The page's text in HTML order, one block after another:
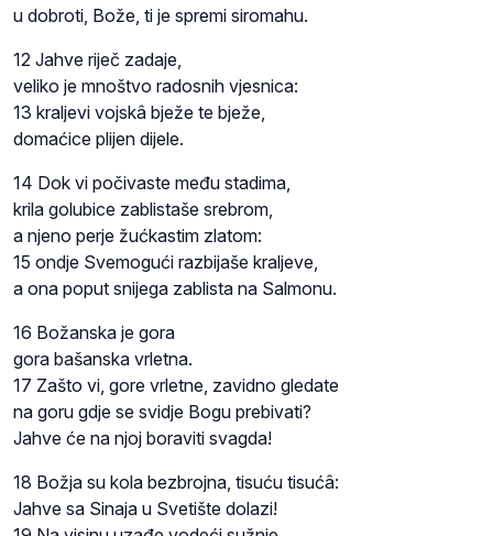
u dobroti, Bože, ti je spremi siromahu.
12 Jahve riječ zadaje,
veliko je mnoštvo radosnih vjesnica:
13 kraljevi vojskâ bježe te bježe,
domaćice plijen dijele.
14 Dok vi počivaste među stadima,
krila golubice zablistaše srebrom,
a njeno perje žućkastim zlatom:
15 ondje Svemogući razbijaše kraljeve,
a ona poput snijega zablista na Salmonu.
16 Božanska je gora
gora bašanska vrletna.
17 Zašto vi, gore vrletne, zavidno gledate
na goru gdje se svidje Bogu prebivati?
Jahve će na njoj boraviti svagda!
18 Božja su kola bezbrojna, tisuću tisućâ:
Jahve sa Sinaja u Svetište dolazi!